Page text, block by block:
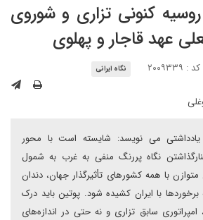
روسیه کنونی تزاری و شوروی
عهد قاجار و پهلوی
کد : ۲۰۰۹۳۳۹ نگاه ایرانی
یادداشتی می نویسد: شایسته است با محور
نگاه پررنگ منفی به غرب به شمول
متوازن با همه کشورهای تأثیرگذار جهان، دندان
با ایران کشیده شود. پوتین باید درک
سابق تزاری و نه حتی در اندازه‌های